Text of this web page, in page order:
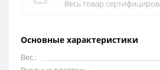
Основные характеристики
Вес.:
Весь товар